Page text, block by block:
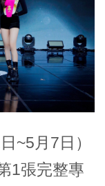
~5月7日）
1張完整專